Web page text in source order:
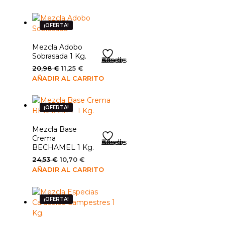
era:
25,53 €.12,25 €.
¡OFERTA!
Añadir a la lista de deseos
Mezcla Adobo
Sobrasada 1 Kg.
20,98€ El
precio
era:
20,98 €.
11,25€El
precio
es:
11,25 €.
AÑADIR AL CARRITO
¡OFERTA!
Añadir a la lista de deseos
Mezcla Base
Crema
BECHAMEL 1 Kg.
24,53€ El
precio
era:
24,53 €.
10,70€El
precio
es:
10,70 €.
AÑADIR AL CARRITO
¡OFERTA!